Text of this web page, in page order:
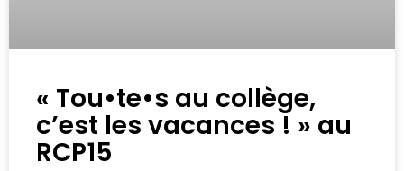
« Tou•te•s au collège,
c’est les vacances ! » au
RCP15